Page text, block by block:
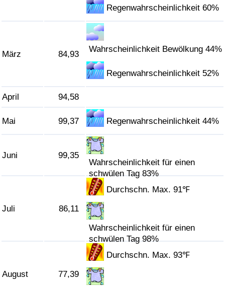
Regenwahrscheinlichkeit 60%
März 84,93
Wahrscheinlichkeit Bewölkung 44%
Regenwahrscheinlichkeit 52%
April 94,58
Mai 99,37 Regenwahrscheinlichkeit 44%
Juni 99,35
Wahrscheinlichkeit für einen
schwülen Tag 83%
Juli 86,11
Durchschn. Max. 91℉
Wahrscheinlichkeit für einen
schwülen Tag 98%
August 77,39
Durchschn. Max. 93℉
Verkehrs-Index (aktuell)
Verkehrs-Index nach Land